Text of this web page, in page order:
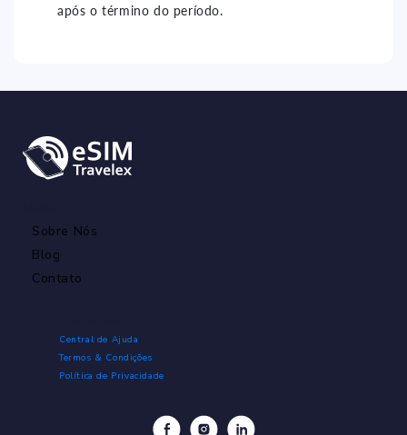
após o término do período.
Sobre Nós
Blog
Contato
Central de Ajuda
Termos & Condições
Política de Privacidade